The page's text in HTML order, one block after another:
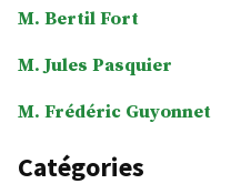
M. Bertil Fort
M. Jules Pasquier
M. Frédéric Guyonnet
Catégories